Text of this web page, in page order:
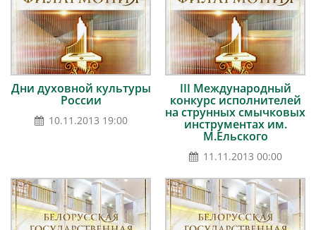
Дни духовной культуры
России
10.11.2013 19:00
III Международный
конкурс исполнителей
на струнных смычковых
инструментах им.
М.Ельского
11.11.2013 00:00